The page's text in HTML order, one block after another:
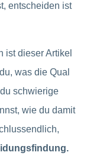
entscheiden ist
ist dieser Artikel
was die Qual
schwierige
wie du damit